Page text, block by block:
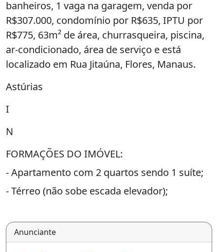
banheiros, 1 vaga na garagem, venda por
R$307.000, condomínio por R$635, IPTU por
R$775, 63m² de área, churrasqueira, piscina,
ar-condicionado, área de serviço e está
localizado em Rua Jitaúna, Flores, Manaus.
Astúrias
I
N
FORMAÇÕES DO IMÓVEL:
- Apartamento com 2 quartos sendo 1 suíte;
- Térreo (não sobe escada elevador);
- Sala de jantar, Apto ;
- Itens de lazer: Piscina, churrasqueiras, salão
Anunciante